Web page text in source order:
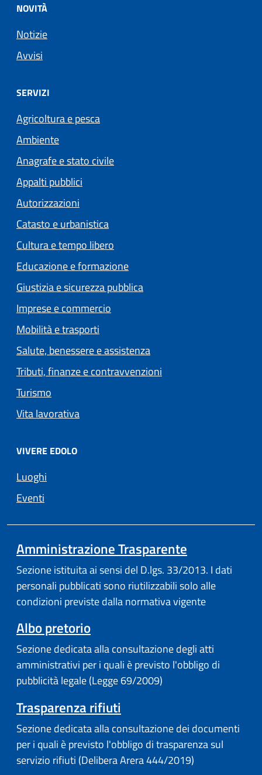
NOVITÀ
Notizie
Avvisi
SERVIZI
Agricoltura e pesca
Ambiente
Anagrafe e stato civile
Appalti pubblici
Autorizzazioni
Catasto e urbanistica
Cultura e tempo libero
Educazione e formazione
Giustizia e sicurezza pubblica
Imprese e commercio
Mobilità e trasporti
Salute, benessere e assistenza
Tributi, finanze e contravvenzioni
Turismo
Vita lavorativa
VIVERE EDOLO
Luoghi
Eventi
Amministrazione Trasparente
Sezione istituita ai sensi del D.lgs. 33/2013. I dati
personali pubblicati sono riutilizzabili solo alle
condizioni previste dalla normativa vigente
Albo pretorio
Sezione dedicata alla consultazione degli atti
amministrativi per i quali è previsto l'obbligo di
pubblicità legale (Legge 69/2009)
Trasparenza rifiuti
Sezione dedicata alla consultazione dei documenti
per i quali è previsto l'obbligo di trasparenza sul
servizio rifiuti (Delibera Arera 444/2019)